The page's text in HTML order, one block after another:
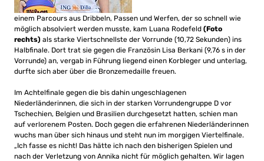
einem Parcours aus Dribbeln, Passen und Werfen, der so schnell wie
möglich absolviert werden musste, kam Luana Rodefeld (Foto
rechts) als starke Viertschnellste der Vorrunde (10,72 Sekunden) ins
Halbfinale. Dort trat sie gegen die Französin Lisa Berkani (9,76 s in der
Vorrunde) an, vergab in Führung liegend einen Korbleger und unterlag,
durfte sich aber über die Bronzemedaille freuen.
Im Achtelfinale gegen die bis dahin ungeschlagenen
Niederländerinnen, die sich in der starken Vorrundengruppe D vor
Tschechien, Belgien und Brasilien durchgesetzt hatten, schien man
auf verlorenem Posten. Doch gegen die erfahrenen Niederländerinnen
wuchs man über sich hinaus und steht nun im morgigen Viertelfinale.
„Ich fasse es nicht! Das hätte ich nach den bisherigen Spielen und
nach der Verletzung von Annika nicht für möglich gehalten. Wir lagen